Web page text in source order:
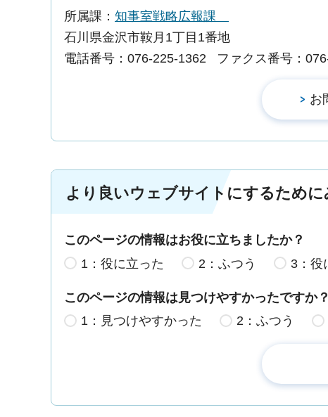
所属課： 知事室戦略広報課
石川県金沢市鞍月1丁目1番地
電話番号：076-225-1362
ファクス番号：
より良いウェブサイトにするため
このページの情報はお役に立ちましたか？
1：役に立った
2：ふつう 3：役
このページの情報は見つけやすかったですか？
1：見つけやすかった
2：ふつう